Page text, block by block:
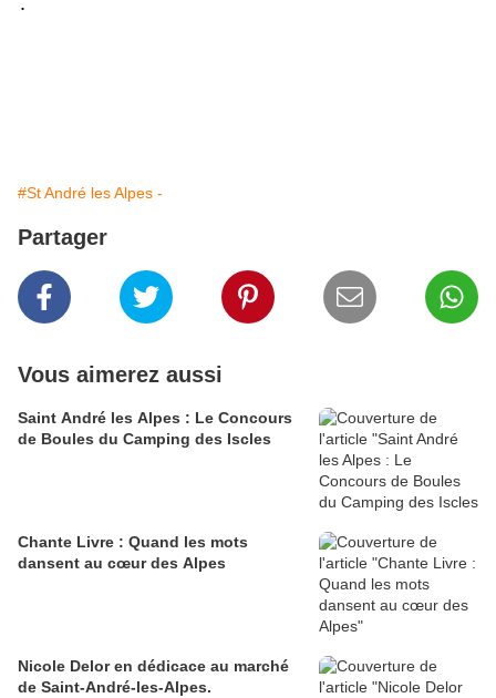
.
#St André les Alpes -
Partager
Vous aimerez aussi
Saint André les Alpes : Le Concours
de Boules du Camping des Iscles
Chante Livre : Quand les mots
dansent au cœur des Alpes
Nicole Delor en dédicace au marché
de Saint-André-les-Alpes.